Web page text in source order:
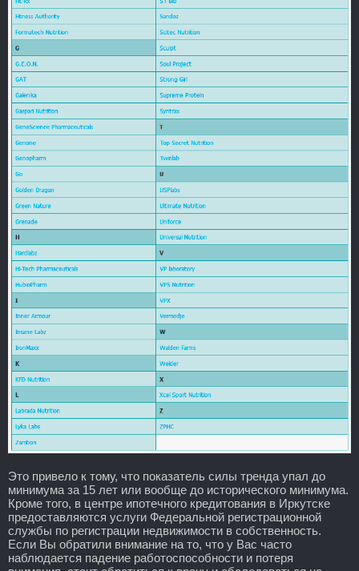
Это привело к тому, что показатель силы тренда упал до
минимума за 15 лет или вообще до исторического минимума.
Кроме того, в центре ипотечного кредитования в Иркутске
предоставляются услуги Федеральной регистрационной
службы по регистрации недвижимости в собственность.
Если Вы обратили внимание на то, что у Вас часто
наблюдается падение работоспособности и потеря